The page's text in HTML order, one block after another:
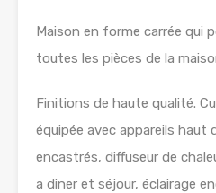
Maison en forme carrée qui
toutes les pièces de la
Finitions de haute qualité.
équipée avec appareils haut
encastrés, diffuseur de
a diner et séjour, éclairage